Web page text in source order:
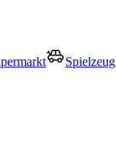
Spielzeug